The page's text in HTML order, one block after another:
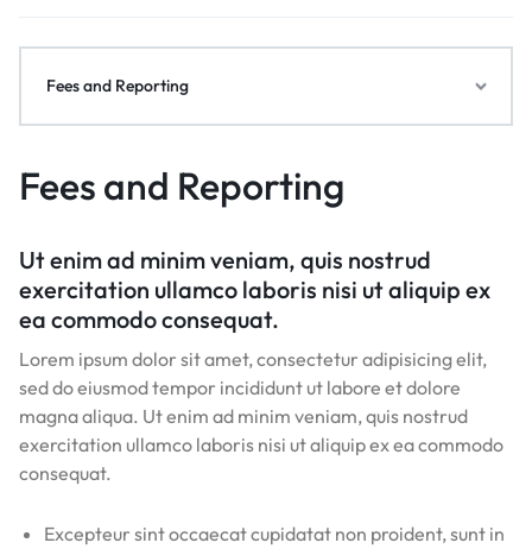
Fees and Reporting
Ut enim ad minim veniam, quis nostrud
exercitation ullamco laboris nisi ut aliquip ex
ea commodo consequat.
Lorem ipsum dolor sit amet, consectetur adipisicing elit,
sed do eiusmod tempor incididunt ut labore et dolore
magna aliqua. Ut enim ad minim veniam, quis nostrud
exercitation ullamco laboris nisi ut aliquip ex ea commodo
consequat.
Excepteur sint occaecat cupidatat non proident, sunt in
Fees and Reporting